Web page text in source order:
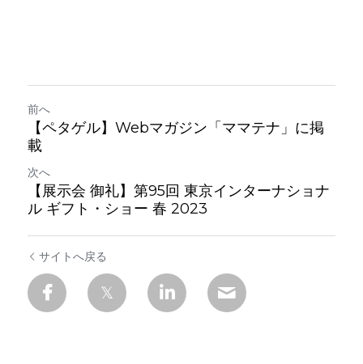
前へ
【ペタゲル】Webマガジン「ママテナ」に掲
載
次へ
【展示会 御礼】第95回 東京インターナショナ
ル ギフト・ショー 春 2023
サイトへ戻る